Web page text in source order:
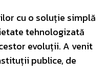
cu o soluție simplă
tehnologizată
evoluții. A venit
publice, de